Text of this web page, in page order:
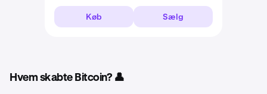
Køb Sælg
Hvem skabte Bitcoin? 👤